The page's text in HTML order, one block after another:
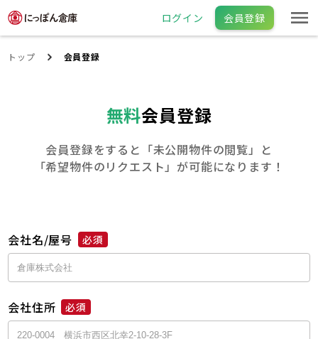
ログイン 会員登録
トップ 会員登録
無料会員登録
会員登録をすると「未公開物件の閲覧」と
「希望物件のリクエスト」が可能になります！
会社名/屋号 必須
会社住所 必須